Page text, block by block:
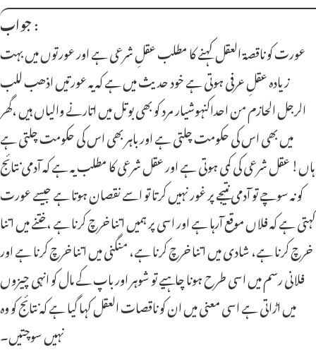
جواب :
عورت کو ناقصۃ العقل کہنے کا مطلب عقلِ شرعی ہے اور عورتوں میں بہت
زیادہ عقلِ عرفی ہوتی ہے خود حدیث میں ہے کہ یہ عورتیں اذھب للب
الرجل الحازم من احداکنہوشیار مرد کو بھی بوتل میں اتارنے والیاں ہیں ،گھر
میں بھی اس کی حکومت چلتی ہے اور باہر بھی اس کی حکومت چلتی ہے
ہاں! عقل شرعی کی کمی ہوتی ہے اور عقل شرعی کا مطلب یہ ہے کہ آدمی نتائج
کو نہ سوچے تو آدمی نتیجے پر غور نہیں کرتا تو اسے نقصان ہوتا ہے جیسے عورت
کہتی ہے کہ فلاں موقع آرہا ہے اور اسی پر ہمیں اتنا خرچ کرنا ہے ،ختنے میں اتنا
خرچ کرنا ہے، شادی میں اتنا خرچ کرنا ہے، منگنی میں اتنا خرچ کرنا ہے اور
فلانی رسم میں اسی طرح ہونا چاہیے تو شوہر اور باپ کے مال کو انہی چیزوں
میں اڑاتی ہے اسی معنی میں ان کو ناقصات العقل کہا گیا ہے کہ نتائج کو وہ
نہیں سوچتیں۔